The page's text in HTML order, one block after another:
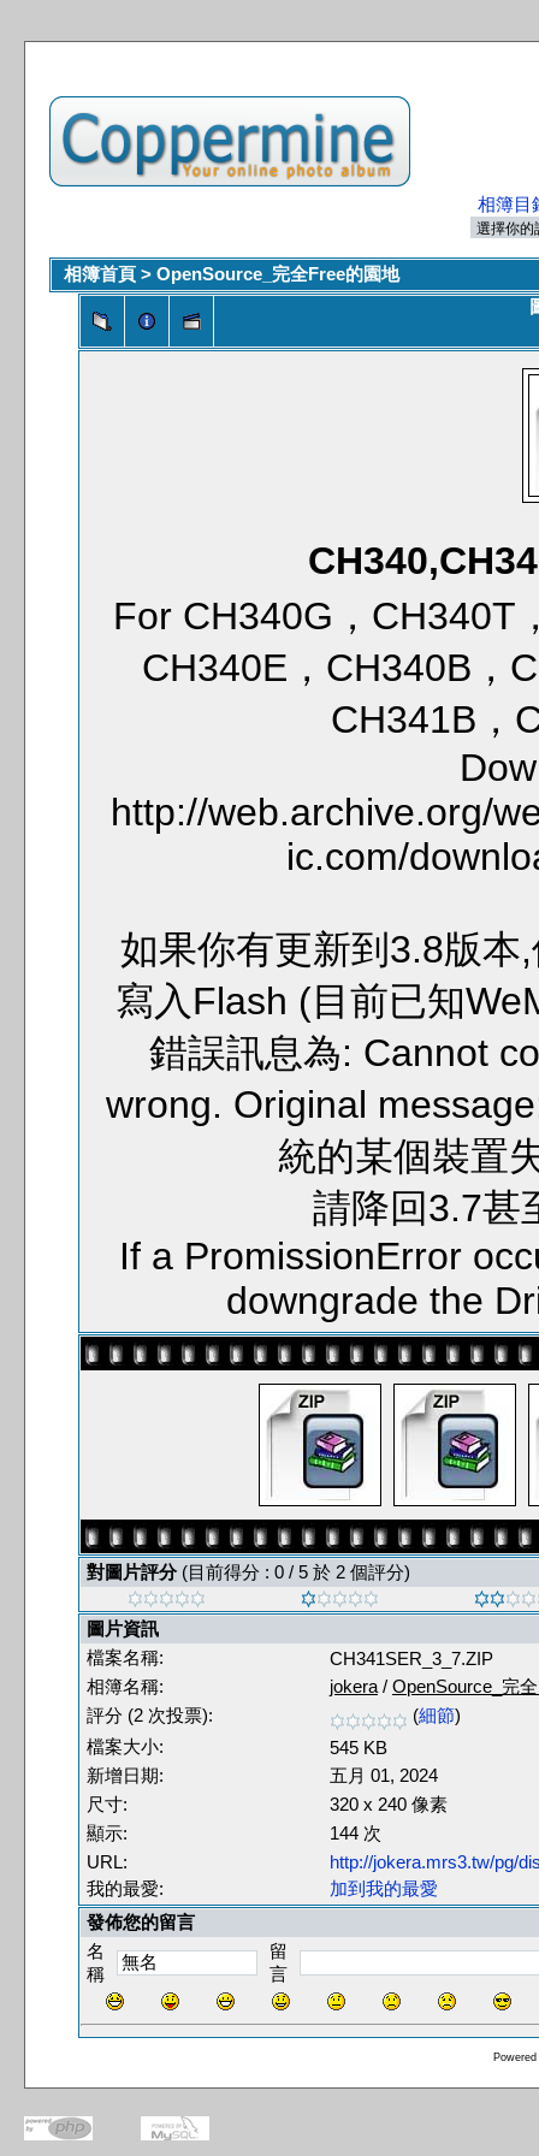
相簿目
相簿首頁 > OpenSource_完全Free的園地
For CH340G，CH340T
CH340E，CH340B，
CH341B，
http://web.archive.org/
ic.com/
如果你有更新到3.8版本
寫入Flash (目前已知
錯誤訊息為: Cannot
wrong. Original
統的某個裝置
請降回3.7甚
If a PromissionError
downgrade the
對圖片評分(目前得分 : 0 / 5 於 2 個評分)
圖片資訊
檔案名稱:
CH341SER_3_7.ZIP
相簿名稱:
jokera / OpenSource_完
評分 (2 次投票):
(細節)
檔案大小:
545 KB
新增日期:
五月 01, 2024
尺寸:
320 x 240 像素
顯示:
144 次
URL:
http://jokera.mrs3.tw/pg/
我的最愛:
加到我的最愛
發佈您的留言
名
稱
留
言